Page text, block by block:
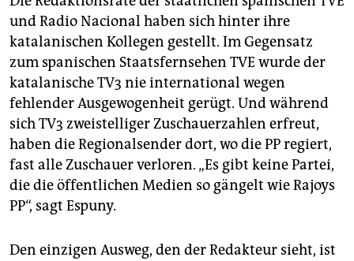
und Radio Nacional haben sich hinter ihre
katalanischen Kollegen gestellt. Im Gegensatz
zum spanischen Staatsfernsehen TVE wurde der
katalanische TV3 nie international wegen
fehlender Ausgewogenheit gerügt. Und während
sich TV3 zweistelliger Zuschauerzahlen erfreut,
haben die Regionalsender dort, wo die PP regiert,
fast alle Zuschauer verloren. „Es gibt keine Partei,
die die öffentlichen Medien so gängelt wie Rajoys
PP“, sagt Espuny.
Den einzigen Ausweg, den der Redakteur sieht, ist